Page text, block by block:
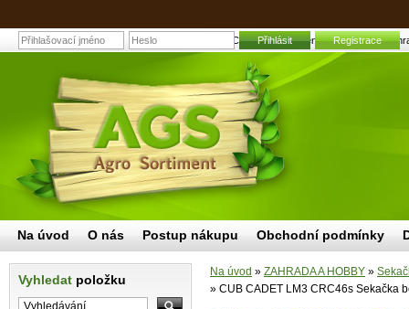
CUB CADET LM3 CRC46s Sekačka benzínová 46 cm |
Přihlásit Registrace
Vyhledat položku
Na úvod » ZAHRADA A HOBBY »
» CUB CADET LM3 CRC46s Sekačka
Na úvod O nás Postup nákupu Obchodní podmínky